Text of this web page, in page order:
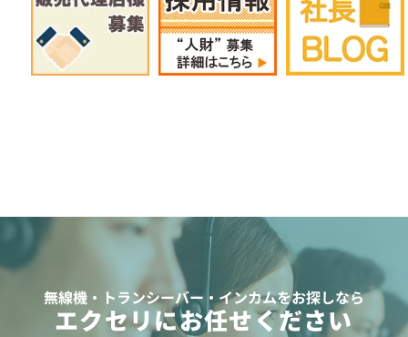
無線機・トランシーバー・インカムをお探しなら
エクセリにお任せください